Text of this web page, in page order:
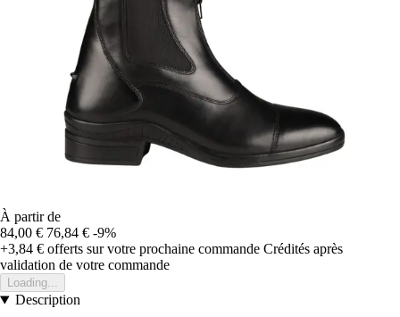
À partir de
84,00 € 76,84 € -9%
+3,84 € offerts sur votre prochaine commande Crédités après
validation de votre commande
Loading...
Description